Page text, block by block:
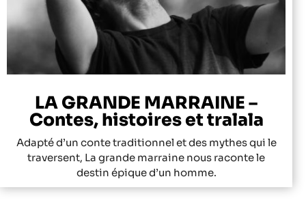
LA GRANDE MARRAINE –
Contes, histoires et tralala
Adapté d’un conte traditionnel et des mythes qui le
traversent, La grande marraine nous raconte le
destin épique d’un homme.